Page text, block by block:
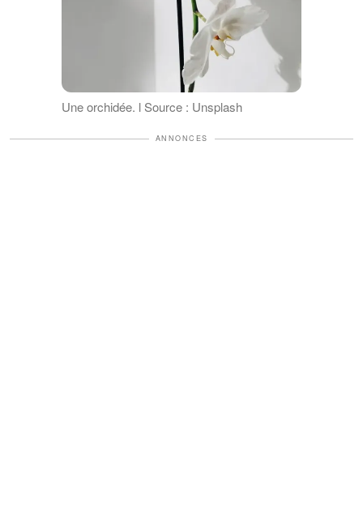
Une orchidée. l Source : Unsplash
ANNONCES